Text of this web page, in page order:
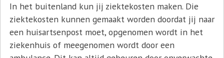
In het buitenland kun jij ziektekosten maken. Die
ziektekosten kunnen gemaakt worden doordat jij naar
een huisartsenpost moet, opgenomen wordt in het
ziekenhuis of meegenomen wordt door een